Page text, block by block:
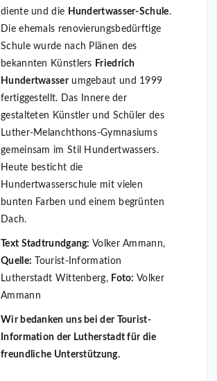
diente und die Hundertwasser-Schule.
Die ehemals renovierungsbedürftige
Schule wurde nach Plänen des
bekannten Künstlers Friedrich
Hundertwasserumgebaut und 1999
fertiggestellt. Das Innere der
gestalteten Künstler und Schüler des
Luther-Melanchthons-Gymnasiums
gemeinsam im Stil Hundertwassers.
Heute besticht die
Hundertwasserschule mit vielen
bunten Farben und einem begrünten
Dach.
Text Stadtrundgang: Volker Ammann,
Quelle: Tourist-Information
Lutherstadt Wittenberg, Foto: Volker
Ammann
Wir bedanken uns bei der Tourist-
Information der Lutherstadt für die
freundliche Unterstützung.